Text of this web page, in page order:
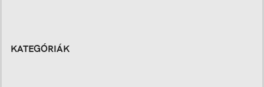
KATEGÓRIÁK